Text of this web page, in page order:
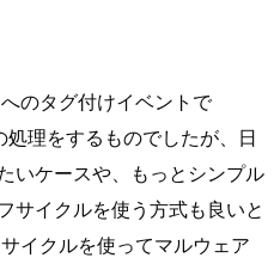
のタグ付けイベントで
理をするものでしたが、日
いケースや、もっとシンプル
サイクルを使う方式も良いと
イクルを使ってマルウェア